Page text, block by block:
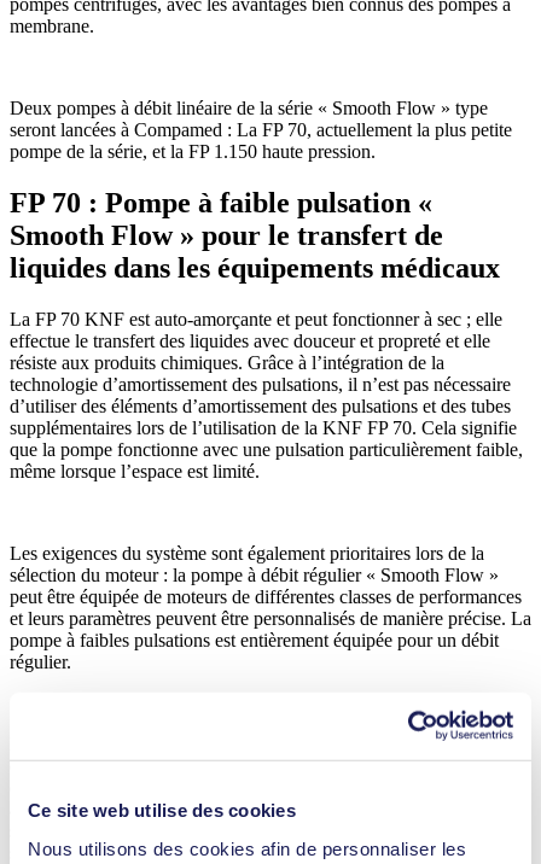
Ce site web utilise des cookies
Nous utilisons des cookies afin de personnaliser les
membrane.
Deux pompes à débit linéaire de la série « Smooth Flow » type
seront lancées à Compamed : La FP 70, actuellement la plus petite
pompe de la série, et la FP 1.150 haute pression.
FP 70 : Pompe à faible pulsation «
Smooth Flow » pour le transfert de
liquides dans les équipements médicaux
La FP 70 KNF est auto-amorçante et peut fonctionner à sec ; elle
effectue le transfert des liquides avec douceur et propreté et elle
résiste aux produits chimiques. Grâce à l’intégration de la
technologie d’amortissement des pulsations, il n’est pas nécessaire
d’utiliser des éléments d’amortissement des pulsations et des tubes
supplémentaires lors de l’utilisation de la KNF FP 70. Cela signifie
que la pompe fonctionne avec une pulsation particulièrement faible,
même lorsque l’espace est limité.
Les exigences du système sont également prioritaires lors de la
sélection du moteur : la pompe à débit régulier « Smooth Flow »
peut être équipée de moteurs de différentes classes de performances
et leurs paramètres peuvent être personnalisés de manière précise. La
pompe à faibles pulsations est entièrement équipée pour un débit
régulier.
La FP 70 KNF atteint un débit maximum de 850 ml/min et est
conçue pour fonctionner sur une pression maximale de 2 bars. En
amorçage de la pompe. Ainsi, aucune pompe d’amorçage
système.